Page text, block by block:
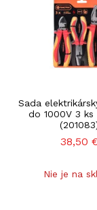
Sada
do 1000V 3 ks
38,50
Nie je na